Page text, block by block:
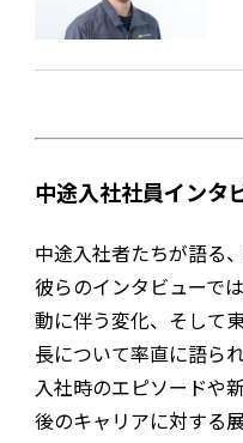
中途入社社員インタ
中途入社者たちが語る
彼らのインタビューで
動に伴う変化、そして
長について率直に語られ
入社時のエピソードや
後のキャリアに対する